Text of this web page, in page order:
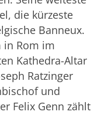
die kürzeste
Banneux.
in Rom im
Kathedra-Altar
Ratzinger
und
Felix Genn zählt